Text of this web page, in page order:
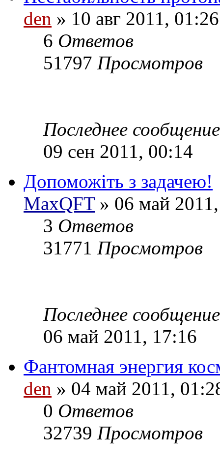
den » 10 авг 2011, 01:26
6 Ответов
51797 Просмотров
Последнее
09 сен 2011, 00:14
Допоможіть з задачею!
MaxQFT» 06 май
3 Ответов
31771 Просмотров
Последнее
06 май 2011, 17:16
Фантомная энергия
den » 04 май 2011,
0 Ответов
32739 Просмотров